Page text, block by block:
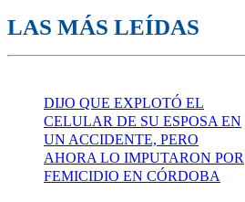
LAS MÁS LEÍDAS
DIJO QUE EXPLOTÓ EL
CELULAR DE SU ESPOSA EN
UN ACCIDENTE, PERO
AHORA LO IMPUTARON POR
FEMICIDIO EN CÓRDOBA